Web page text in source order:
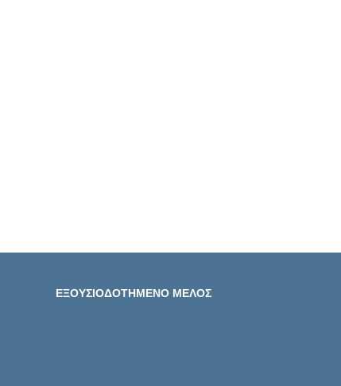
ΕΞΟΥΣΙΟΔΟΤΗΜΕΝΟ ΜΕΛΟΣ